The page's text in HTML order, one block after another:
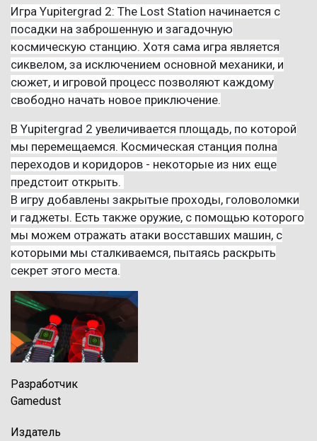
Игра Yupitergrad 2: The Lost Station начинается с
посадки на заброшенную и загадочную
космическую станцию. Хотя сама игра является
сиквелом, за исключением основной механики, и
сюжет, и игровой процесс позволяют каждому
свободно начать новое приключение.
В Yupitergrad 2 увеличивается площадь, по которой
мы перемещаемся. Космическая станция полна
переходов и коридоров - некоторые из них еще
предстоит открыть.
В игру добавлены закрытые проходы, головоломки
и гаджеты. Есть также оружие, с помощью которого
мы можем отражать атаки восставших машин, с
которыми мы сталкиваемся, пытаясь раскрыть
секрет этого места.
Разработчик
Gamedust
Издатель